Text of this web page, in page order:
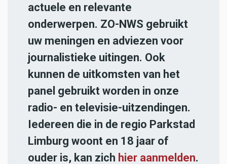
actuele en relevante
onderwerpen. ZO-NWS gebruikt
uw meningen en adviezen voor
journalistieke uitingen. Ook
kunnen de uitkomsten van het
panel gebruikt worden in onze
radio- en televisie-uitzendingen.
Iedereen die in de regio Parkstad
Limburg woont en 18 jaar of
ouder is, kan zich hier aanmelden.